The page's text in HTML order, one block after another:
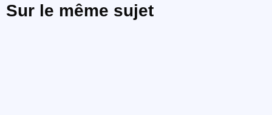
Sur le même sujet